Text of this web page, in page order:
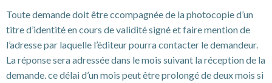
Toute demande doit être ccompagnée de la photocopie d’un
titre d’identité en cours de validité signé et faire mention de
l’adresse par laquelle l’éditeur pourra contacter le demandeur.
La réponse sera adressée dans le mois suivant la réception de la
demande. ce délai d’un mois peut être prolongé de deux mois si